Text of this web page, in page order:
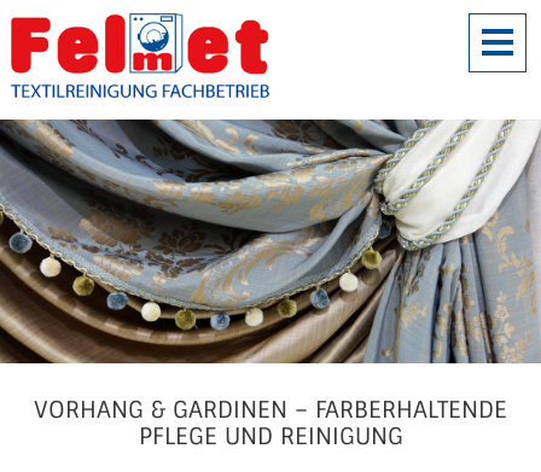
VORHANG & GARDINEN – FARBERHALTENDE
PFLEGE UND REINIGUNG